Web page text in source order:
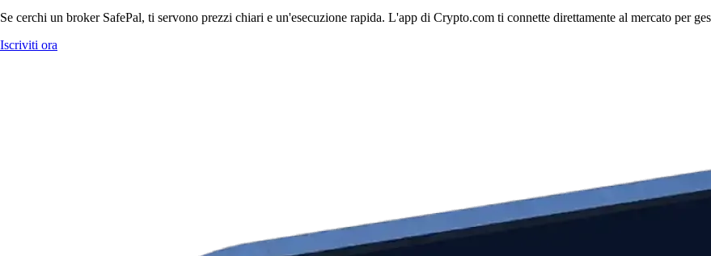
Se cerchi un broker SafePal, ti servono prezzi chiari e un'esecuzione rapida. L'app di Crypto.com ti connette direttamente al mercato per
Iscriviti ora